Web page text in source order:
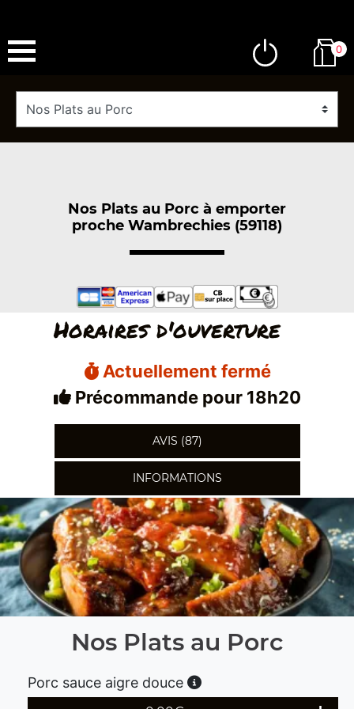
0
Nos Plats au Porc à emporter
proche Wambrechies (59118)
Horaires d'ouverture
Actuellement fermé
Précommande pour 18h20
AVIS (87)
INFORMATIONS
Nos Plats au Porc
Porc sauce aigre douce